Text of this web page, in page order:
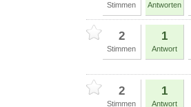
Stimmen Antworten
2
Stimmen
1
Antwort
2
Stimmen
1
Antwort